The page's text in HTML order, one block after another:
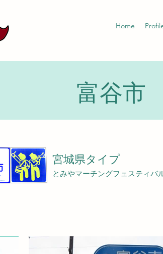
Home
富谷市
宮城県タイプ
とみやマーチングフェスティバル